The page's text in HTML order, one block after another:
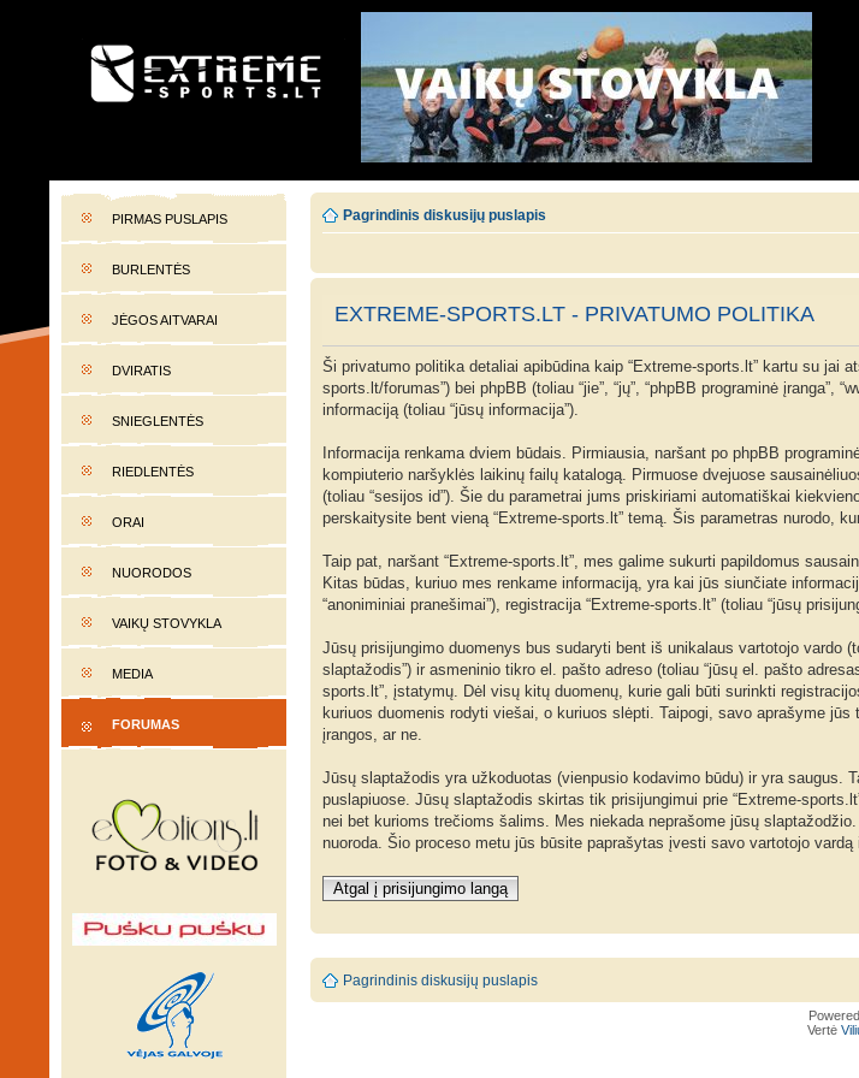
EXTREME-SPORTS.LT
PIRMAS PUSLAPIS
BURLENTĖS
JĖGOS AITVARAI
DVIRATIS
SNIEGLENTĖS
RIEDLENTĖS
ORAI
NUORODOS
VAIKŲ STOVYKLA
MEDIA
FORUMAS
Pagrindinis diskusijų puslapis
EXTREME-SPORTS.LT - PRIVATUMO POLITIKA
Ši privatumo politika detaliai apibūdina kaip “Extreme-sports.lt” kartu su jai
sports.lt/forumas”) bei phpBB (toliau “jie”, “jų”, “phpBB programinė įranga”,
informaciją (toliau “jūsų informacija”).
Informacija renkama dviem būdais. Pirmiausia, naršant po phpBB
kompiuterio naršyklės laikinų failų katalogą. Pirmuose dvejuose
(toliau “sesijos id”). Šie du parametrai jums priskiriami automatiškai
perskaitysite bent vieną “Extreme-sports.lt” temą. Šis parametras nurodo,
Taip pat, naršant “Extreme-sports.lt”, mes galime sukurti papildomus
Kitas būdas, kuriuo mes renkame informaciją, yra kai jūs siunčiate
“anoniminiai pranešimai”), registracija “Extreme-sports.lt” (toliau “jūsų
Jūsų prisijungimo duomenys bus sudaryti bent iš unikalaus vartotojo vardo
slaptažodis”) ir asmeninio tikro el. pašto adreso (toliau “jūsų el. pašto
sports.lt”, įstatymų. Dėl visų kitų duomenų, kurie gali būti surinkti
kuriuos duomenis rodyti viešai, o kuriuos slėpti. Taipogi, savo aprašyme
įrangos, ar ne.
Jūsų slaptažodis yra užkoduotas (vienpusio kodavimo būdu) ir yra saugus.
puslapiuose. Jūsų slaptažodis skirtas tik prisijungimui prie “Extreme-
nei bet kurioms trečioms šalims. Mes niekada neprašome jūsų
nuoroda. Šio proceso metu jūs būsite paprašytas įvesti savo vartotojo
Atgal į prisijungimo langą
Pagrindinis diskusijų puslapis
Vertė